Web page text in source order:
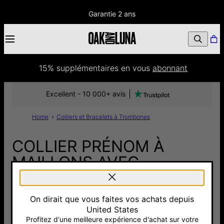
Garantie 2 ans
15% supplémentaires en vous abonnant
Home Colliers et Bracelets à Trombones
COLLIER PRÉNOM À
MAILLONS AVEC
DIAMANT - OR VERMEIL
170 €
Pay with Klarna
Excellent - 10 000+ avis
On dirait que vous faites vos achats depuis
United States
Profitez d'une meilleure expérience d'achat sur votre